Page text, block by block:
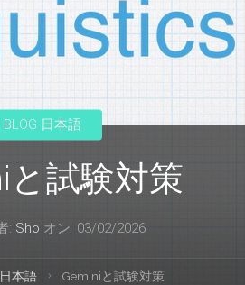
と試験対策
: Sho オン 03/02/2026
BLOG 日本語
本語 Geminiと試験対策